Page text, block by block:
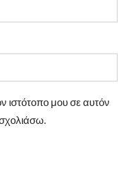
ιστότοπο μου σε αυτόν